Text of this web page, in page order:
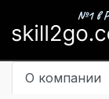
О компании